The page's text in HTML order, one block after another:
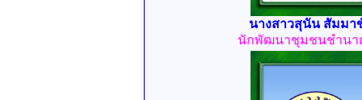
นางสาวสุนัน สัมมา
นักพัฒนาชุมชนชำนา